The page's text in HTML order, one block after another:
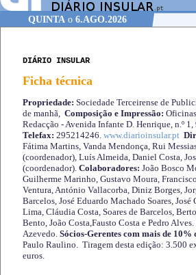
QUINTAo 6.AGO.2026
DIÁRIO INSULAR
Ficha técnica
Propriedade: Sociedade Terceirense de
de manhã, Composição e Impressão:
Redacção - Avenida Infante D. Henrique, n.º
Telefax: 295214246. www.diarioinsular.pt
Fátima Martins, Vanda Mendonça, Rui
(coordenador), Luís Almeida, Daniel Costa,
(coordenador). Colaboradores: João Bosco
Guilherme Marinho, Gustavo Moura,
Ventura, António Vallacorba, Diniz Borges,
Barcelos, José Eduardo Machado Soares,
Lima, Cláudia Costa, Soares de Barcelos,
Bento, João Costa,Fausto Costa e Pedro Alves.
Azevedo. Sócios-Gerentes com mais de 10%
Paulo Raulino. Tiragem desta edição: 3.500
euros.